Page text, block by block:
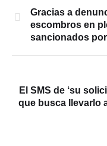
Gracias a
escombros en
sancionados
El SMS de ‘su
que busca llevarlo